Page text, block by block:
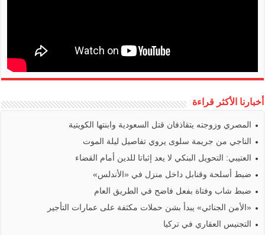
أخبارنا الأكثر قراءة
المصري وزوجته يتقاذفان قتل السعودية وابنتها الكويتية
الناجي من جريمة سلوى يروي تفاصيل ليلة الموت
العتيبي: التحويل البنكي لا يعد إثباتا للدين أمام القضاء
ضبط أسلحة وقنابل داخل منزل في «الأندلس»
ضبط شاب وفتاة بفعل فاضح في الطريق العام
«الأمن الجنائي» يبدأ بشن حملات مكثفة على عمارات التأجير
التجنيس العقاري في تركيا